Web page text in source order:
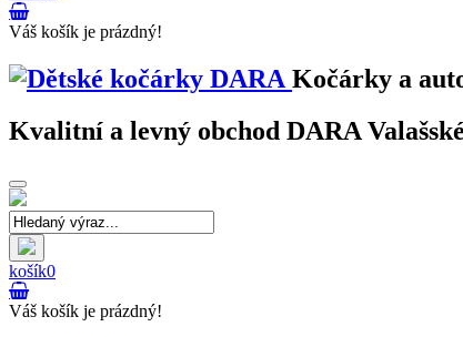
Váš košík je prázdný!
Kočárky a
Kvalitní a levný obchod DARA
Toggle
navigation
košík0
Váš košík je prázdný!